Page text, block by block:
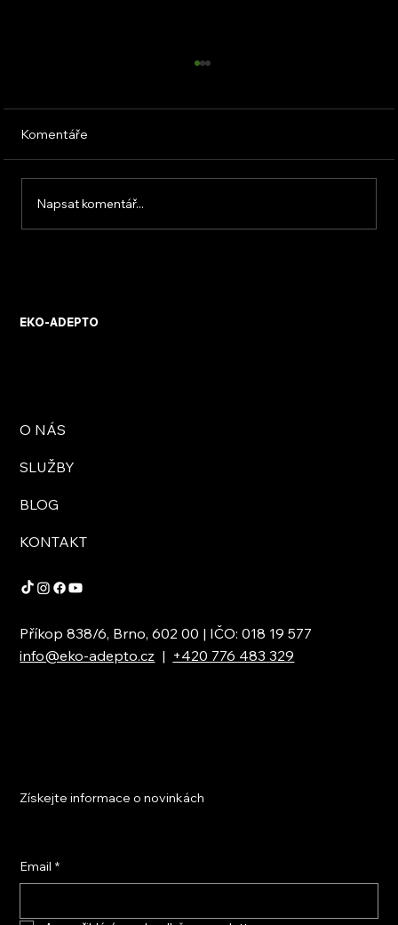
Komentáře
Napsat komentář...
EKO-ADEPTO
O NÁS
SLUŽBY
BLOG
KONTAKT
Příkop 838/6, Brno, 602 00 | IČO: 018 19 577
info@eko-adepto.cz | +420 776 483 329
Získejte informace o novinkách
Email *